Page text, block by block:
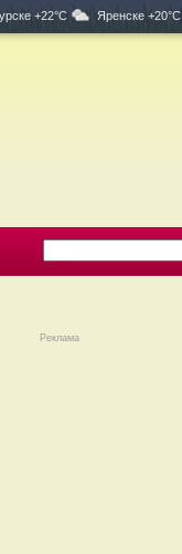
+22°C Яренске +20°C
Реклама